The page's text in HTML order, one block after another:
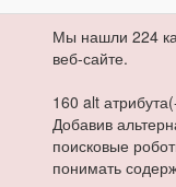
Мы нашли 224
веб-сайте.
160 alt
Добавив
поисковые
понимать